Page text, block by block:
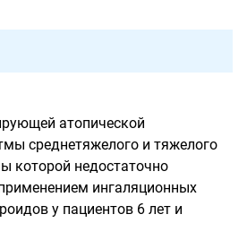
атопической
среднетяжелого и тяжелого
которой недостаточно
ингаляционных
у пациентов 6 лет и